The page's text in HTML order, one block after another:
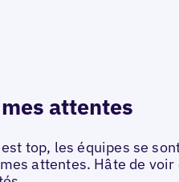
attentes
top, les équipes se
attentes. Hâte de